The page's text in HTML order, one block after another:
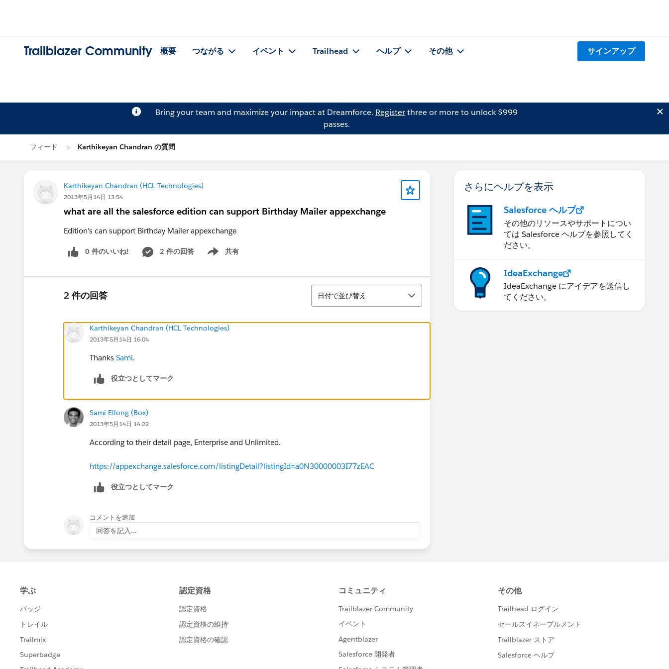
Trailblazer Community 概要 つながる イベント Trailhead ヘルプ その他 サインアップ
Bring your team and maximize your impact at Dreamforce. Registerthree or more to unlock $999
passes.
フィード Karthikeyan Chandran の質問
Karthikeyan Chandran (HCL Technologies)
2013年5月14日 13:54
what are all the salesforce edition can support Birthday Mailer appexchange
Edition's can support Birthday Mailer appexchange
0 件のいいね! 2 件の回答 共有
Show menu
2 件の回答
並び替え
日付で並び替え
Karthikeyan Chandran (HCL Technologies)
2013年5月14日 16:04
Thanks Sami.
役立つとしてマーク
Sami Ellong (Box)
2013年5月14日 14:22
According to their detail page, Enterprise and Unlimited.
https://appexchange.salesforce.com/listingDetail?listingId=a0N30000003I77zEAC
役立つとしてマーク
コメントを追加
回答を記入...
さらにヘルプを表示
Salesforce ヘルプ
その他のリソースやサポートについ
ては Salesforce ヘルプを参照してく
ださい。
IdeaExchange
IdeaExchange にアイデアを送信し
てください。